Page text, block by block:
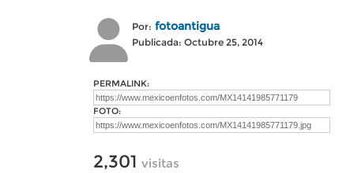
Por: fotoantigua
Publicada: Octubre 25, 2014
PERMALINK:
FOTO:
2,301 visitas